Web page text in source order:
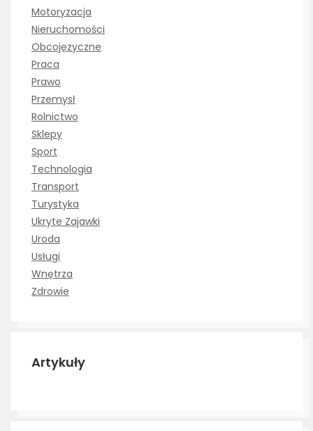
Motoryzacja
Nieruchomości
Obcojęzyczne
Praca
Prawo
Przemysł
Rolnictwo
Sklepy
Sport
Technologia
Transport
Turystyka
Ukryte Zajawki
Uroda
Usługi
Wnętrza
Zdrowie
Artykuły